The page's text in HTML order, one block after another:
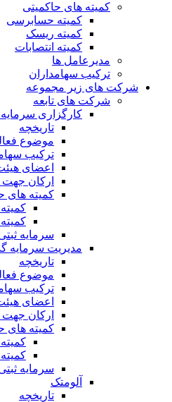
کمیته های حاکمیتی
کمیته حسابرسی
کمیته ریسک
کمیته انتصابات
مدیرعامل ها
ترکیب سهامداران
شرکت های زیر مجموعه
شرکت های تابعه
کارگزاری
تاریخچه
موضوع
ترکیب
اعضای
ارکان جهت
کمیته های
سرمایه
مدیریت سرمایه
تاریخچه
موضوع
ترکیب
اعضای
ارکان جهت
کمیته های
سرمایه
آلومتک
تاریخچه